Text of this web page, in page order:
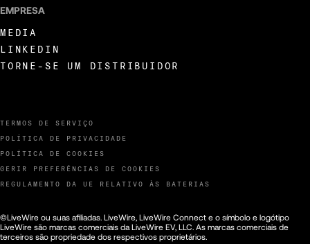
TERMOS DE SERVIÇO
POLÍTICA DE PRIVACIDADE
POLÍTICA DE COOKIES
GERIR PREFERÊNCIAS DE COOKIES
REGULAMENTO DA UE RELATIVO ÀS BATERIAS
EMPRESA
MEDIA
LINKEDIN
TORNE-SE UM DISTRIBUIDOR
©LiveWire ou suas afiliadas. LiveWire, LiveWire Connect e o símbolo e logótipo
LiveWire são marcas comerciais da LiveWire EV, LLC. As marcas comerciais de
terceiros são propriedade dos respectivos proprietários.